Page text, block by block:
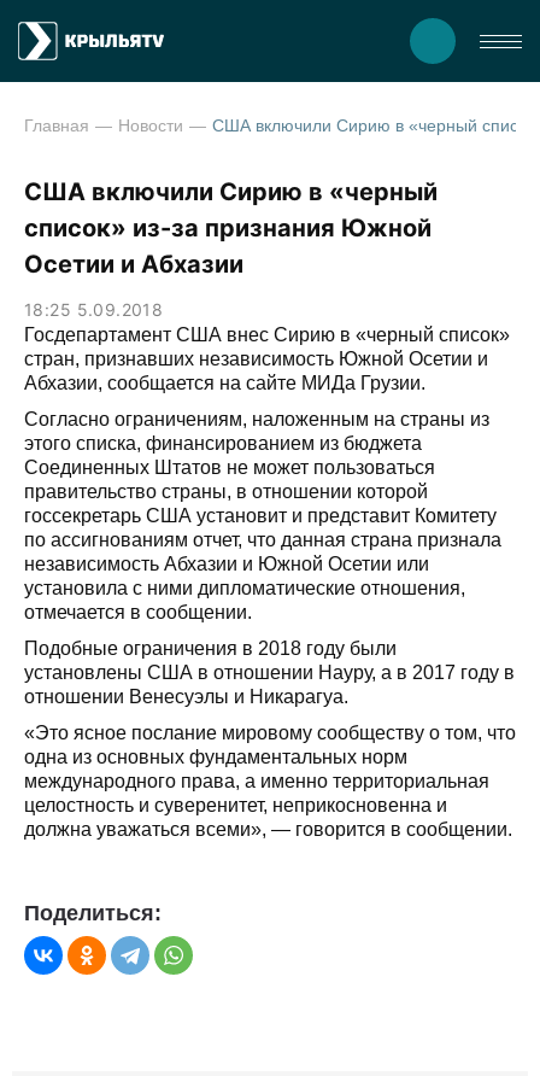
Главная Новости
США включили Сирию в «черный
список» из-за признания Южной
Осетии и Абхазии
18:25 5.09.2018
Госдепартамент США внес Сирию в «черный список»
стран, признавших независимость Южной Осетии и
Абхазии, сообщается на сайте МИДа Грузии.
Согласно ограничениям, наложенным на страны из
этого списка, финансированием из бюджета
Соединенных Штатов не может пользоваться
правительство страны, в отношении которой
госсекретарь США установит и представит Комитету
по ассигнованиям отчет, что данная страна признала
независимость Абхазии и Южной Осетии или
установила с ними дипломатические отношения,
отмечается в сообщении.
Подобные ограничения в 2018 году были
установлены США в отношении Науру, а в 2017 году в
отношении Венесуэлы и Никарагуа.
«Это ясное послание мировому сообществу о том, что
одна из основных фундаментальных норм
международного права, а именно территориальная
целостность и суверенитет, неприкосновенна и
должна уважаться всеми», — говорится в сообщении.
Поделиться: